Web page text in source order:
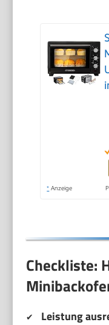
* Anzeige
Checkliste:
✔ Leistung